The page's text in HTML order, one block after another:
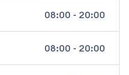
08:00 - 20:00
08:00 - 20:00